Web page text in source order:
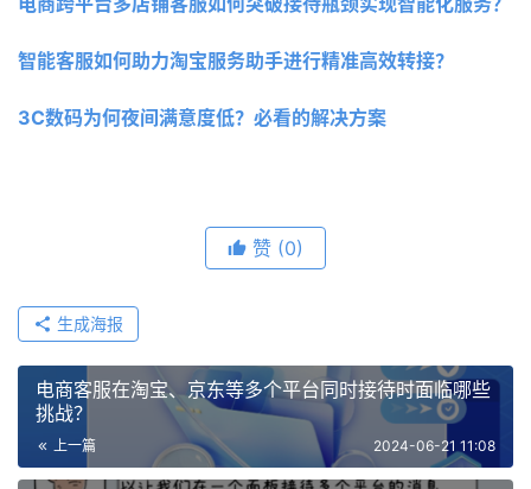
智能客服如何助力淘宝服务助手进行精准高效转接？
3C数码为何夜间满意度低？必看的解决方案
赞 (0)
生成海报
电商客服在淘宝、京东等多个平台同时接待时面临哪些
挑战？
上一篇 2024-06-21 11:08